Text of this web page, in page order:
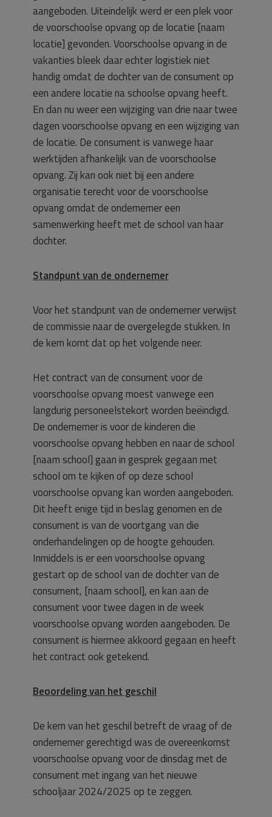
aangeboden. Uiteindelijk werd er een plek voor
de voorschoolse opvang op de locatie [naam
locatie] gevonden. Voorschoolse opvang in de
vakanties bleek daar echter logistiek niet
handig omdat de dochter van de consument op
een andere locatie na schoolse opvang heeft.
En dan nu weer een wijziging van drie naar twee
dagen voorschoolse opvang en een wijziging van
de locatie. De consument is vanwege haar
werktijden afhankelijk van de voorschoolse
opvang. Zij kan ook niet bij een andere
organisatie terecht voor de voorschoolse
opvang omdat de ondernemer een
samenwerking heeft met de school van haar
dochter.
Standpunt van de ondernemer
Voor het standpunt van de ondernemer verwijst
de commissie naar de overgelegde stukken. In
de kern komt dat op het volgende neer.
Het contract van de consument voor de
voorschoolse opvang moest vanwege een
langdurig personeelstekort worden beëindigd.
De ondernemer is voor de kinderen die
voorschoolse opvang hebben en naar de school
[naam school] gaan in gesprek gegaan met
school om te kijken of op deze school
voorschoolse opvang kan worden aangeboden.
Dit heeft enige tijd in beslag genomen en de
consument is van de voortgang van die
onderhandelingen op de hoogte gehouden.
Inmiddels is er een voorschoolse opvang
gestart op de school van de dochter van de
consument, [naam school], en kan aan de
consument voor twee dagen in de week
voorschoolse opvang worden aangeboden. De
consument is hiermee akkoord gegaan en heeft
het contract ook getekend.
Beoordeling van het geschil
De kern van het geschil betreft de vraag of de
ondernemer gerechtigd was de overeenkomst
voorschoolse opvang voor de dinsdag met de
consument met ingang van het nieuwe
schooljaar 2024/2025 op te zeggen.